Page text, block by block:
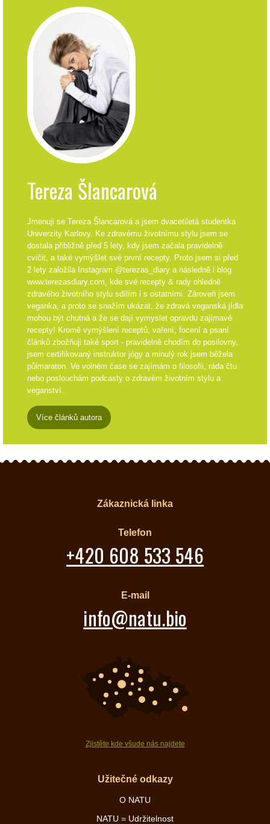
Tereza Šlancarová
Jmenuji se Tereza Šlancarová a jsem dvacetiletá studentka
Univerzity Karlovy. Ke zdravému životnímu stylu jsem se
dostala přibližně před 5 lety, kdy jsem začala pravidelně
cvičit, a také vymýšlet své první recepty. Proto jsem si před
2 lety založila Instagram @terezas_diary a následně i blog
www.terezasdiary.com, kde své recepty & rady ohledně
zdravého životního stylu sdílím i s ostatními. Zároveň jsem
veganka, a proto se snažím ukázat, že zdravá veganská jídla
mohou být chutná a že se dají vymyslet opravdu zajímavé
recepty! Kromě vymýšlení receptů, vaření, focení a psaní
článků zbožňuji také sport - pravidelně chodím do posilovny,
jsem certifikovaný instruktor jógy a minulý rok jsem běžela
půlmaraton. Ve volném čase se zajímám o filosofii, ráda čtu
nebo poslouchám podcasty o zdravém životním stylu a
veganství.
Více článků autora
Zákaznická linka
Telefon
+420 608 533 546
E-mail
info@natu.bio
Zjistěte kde všude nás najdete
Užitečné odkazy
O NATU
NATU = Udržitelnost